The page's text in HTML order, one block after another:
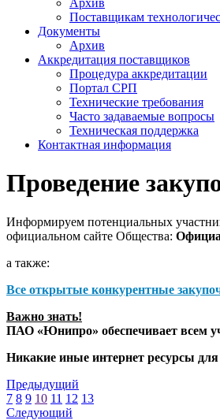
Поставщикам
Документы
Архив
Аккредитация поставщиков
Процедура аккредитации
Портал СРП
Технические требования
Часто задаваемые вопросы
Техническая поддержка
Контактная информация
Проведение
Информируем потенциальных
официальном сайте Общества:
а также:
Все открытые конкурентные
Важно знать!
ПАО «Юнипро» обеспечивает всем
Никакие иные интернет ресурсы
Предыдущий
7 8 9 10 11 12 13
Следующий